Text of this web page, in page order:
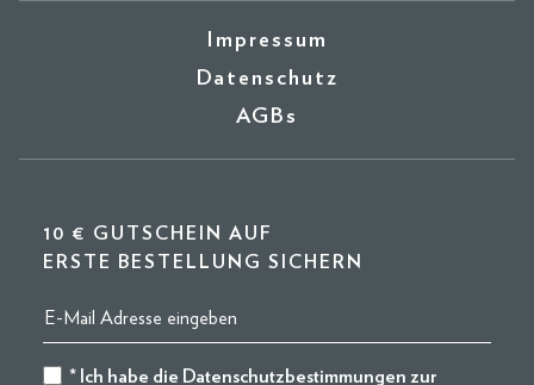
Impressum
Datenschutz
AGBs
10 € GUTSCHEIN AUF
ERSTE BESTELLUNG SICHERN
* Ich habe die Datenschutzbestimmungen zur